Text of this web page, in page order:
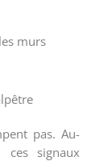
murs
pas. Au-
ces signaux